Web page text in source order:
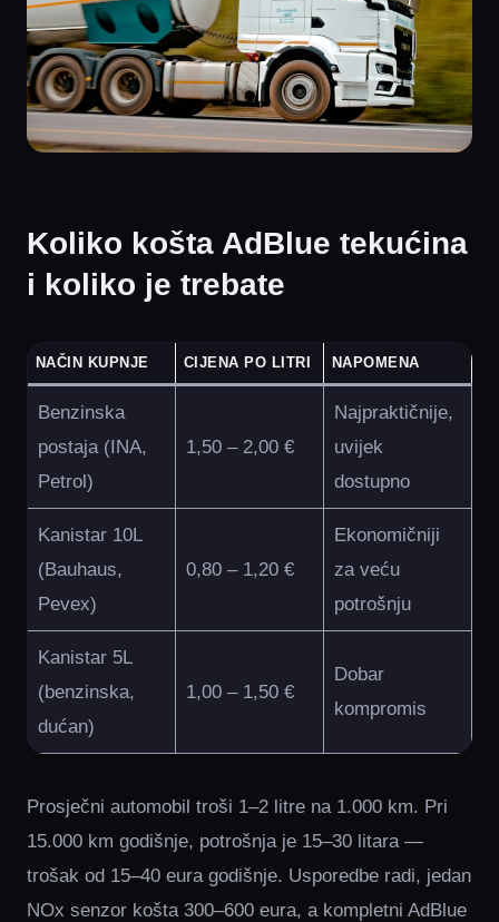
Koliko košta AdBlue tekućina
i koliko je trebate
NAČIN KUPNJE CIJENA PO LITRI NAPOMENA
Benzinska
postaja (INA,
Petrol)
1,50 – 2,00 €
Najpraktičnije,
uvijek
dostupno
Kanistar 10L
(Bauhaus,
Pevex)
0,80 – 1,20 €
Ekonomičniji
za veću
potrošnju
Kanistar 5L
(benzinska,
dućan)
1,00 – 1,50 €
Dobar
kompromis
Prosječni automobil troši 1–2 litre na 1.000 km. Pri
15.000 km godišnje, potrošnja je 15–30 litara —
trošak od 15–40 eura godišnje. Usporedbe radi, jedan
NOx senzor košta 300–600 eura, a kompletni AdBlue